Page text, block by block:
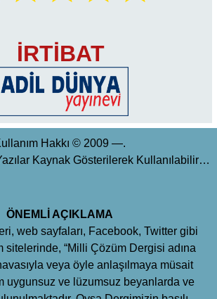
İRTİBAT
Hakkı © 2009 —.
Kaynak Gösterilerek Kullanılabilir…
ÖNEMLİ AÇIKLAMA
web sayfaları, Facebook, Twitter gibi
sitelerinde, “Milli Çözüm Dergisi adına
veya öyle anlaşılmaya müsait
uygunsuz ve lüzumsuz beyanlarda ve